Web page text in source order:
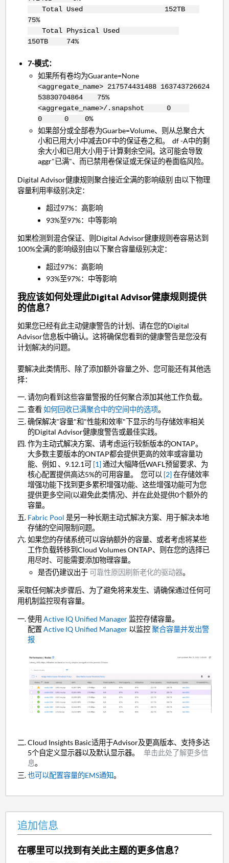
Total Used 152TB
75%
Total Physical Used
150TB 74%
7-模式：
如果所有卷均为Guarante=None
<aggregate_name> 217574431488 163743726624
53830704864 75%
<aggregate_name>/.snapshot 0
0 0 0%
如果部分或全部卷为Guarbe=Volume、则从总聚合大
小和已用大小中减去DF中的保证卷之和。 df -A中的剩
余大小和已用大小用于计算剩余空间。这可能会导致
aggr"已满"、而已禁用卷保证或无保证的卷面临风险。
Digital Advisor健康规则聚合接近全满的影响级别 由以下物理
容量利用率级别决定：
超过97%：高影响
93%至97%：中等影响
如果检测到混合保证、则Digital Advisor健康规则卷容易达到
100%全满的影响级别由以下聚合容量级别决定：
超过97%：高影响
93%至97%：中等影响
我应该如何处理此Digital Advisor健康规则提供
的信息？
如果您已经有此主动健康警告的计划、请在您的Digital
Advisor信息板中确认。这将确保您看到的健康警告是您没有
计划解决的问题。
要解决此类情形、除了添加额外容量之外、您可能还有其他选
择：
请勿向看到这些容量警报的任何聚合添加其他工作负载。
查看如何回收已满聚合中的空间中的选项。
确保解决"容量"和"性能和效率"下显示的与存储效率相关
的Digital Advisor健康度警告或最佳实践。
作为主动式解决方案、请考虑运行较新版本的ONTAP。
大多数主要版本的ONTAP都会提供更高的效率或容量功
能、例如 、9.12.1可 [1]通过大幅降低WAFL预留要求、为
核心配置提供高达5%的可用容量。 您可以 [2]在存储效率
增强功能下找到更多累积增强功能、这些增强功能可为您
提供更多空间(以避免此类情况)、并在此处提供0个额外的
容量。
Fabric Pool 是另一种长期主动式解决方案、用于解决本地
存储的空间限制问题。
如果您的存储系统可以容纳额外的容量、或者考虑将某些
工作负载转移到Cloud Volumes ONTAP、则在您的选择已
用尽时、可能需要添加物理容量。
是否仍建议出于可靠性原因刷新老化的驱动器。
采取任何解决步骤后、为了避免将来发生、请确保通过任何可
用机制监控现有容量。
使用Active IQ Unified Manager 监控存储容量。
配置Active IQ Unified Manager 以监控聚合容量并发出警
报
Cloud Insights Basic适用于Advisor及更高版本、支持多达
5个自定义显示器以及默认显示器。单击此处了解更多信
息。
也可以配置容量的EMS通知。
追加信息
在哪里可以找到有关此主题的更多信息？